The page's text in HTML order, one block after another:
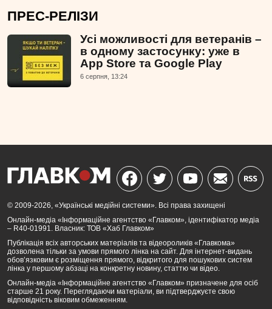
ПРЕС-РЕЛІЗИ
Усі можливості для ветеранів –
в одному застосунку: уже в
App Store та Google Play
6 серпня, 13:24
© 2009-2026, «Українські медійні системи». Всі права захищені
Онлайн-медіа «Інформаційне агентство «Главком», ідентифікатор медіа
– R40-01991. Власник: ТОВ «Хаб Главком»
Публікація всіх авторських матеріалів та відеороликів «Главкома»
дозволена тільки за умови прямого лінка на сайт. Для інтернет-видань
обов’язковим є розміщення прямого, відкритого для пошукових систем
лінка у першому абзаці на конкретну новину, статтю чи відео.
Онлайн-медіа «Інформаційне агентство «Главком» призначене для осіб
старше 21 року. Переглядаючи матеріали, ви підтверджуєте свою
відповідність віковим обмеженням.